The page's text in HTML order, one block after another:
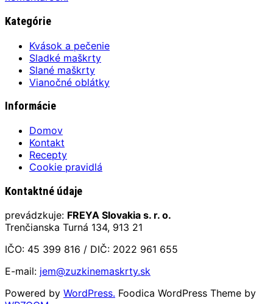
Kategórie
Kvások a pečenie
Sladké maškrty
Slané maškrty
Vianočné oblátky
Informácie
Domov
Kontakt
Recepty
Cookie pravidlá
Kontaktné údaje
prevádzkuje: FREYA Slovakia s. r. o.
Trenčianska Turná 134, 913 21
IČO: 45 399 816 / DIČ: 2022 961 655
E-mail: jem@zuzkinemaskrty.sk
Powered by WordPress. Foodica WordPress Theme by